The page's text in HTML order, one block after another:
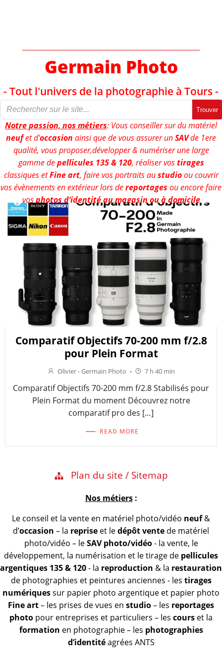
Germain Photo
- Tout l'univers de la photographie à Tours -
Trouver
Notre passion, nos métiers: Vous conseiller sur du matériel
neufet d'occasion ainsi que de vous assurer unSAVde 1ere
qualité, vous proposer,développer & numériser une large
gamme depellicules 135 & 120, réaliser vostirages
classiques etFine art, faire vos portraits austudioou couvrir
vos évènements en extérieur lors dereportages ou encore faire
vosphotos d’identité au magasin ou à domicile
Comparatif Objectifs 70-200 mm f/2.8
pour Plein Format
Olivier - Germain Photo - 7 h 40 min
Comparatif Objectifs 70-200 mm f/2.8 Stabilisés pour
Plein Format du moment Découvrez notre
comparatif pro des […]
READ MORE
Plan du site / Sitemap
Nos métiers:
Le conseil et la vente en matériel photo/vidéo neuf&
d’occasion – la reprise et ledépôt vente de matériel
photo/vidéo – leSAV photo/vidéo- la vente, le
développement, la numérisation et le tirage de pellicules
argentiques 135 & 120- la reproduction & la restauration
de photographies et peintures anciennes - les tirages
numériquessur papier photo argentique et papier photo
Fine art– les prises de vues en studio– les reportages
photo pour entreprises et particuliers – les cours et la
formation en photographie – les photographies
d’identitéagrées ANTS